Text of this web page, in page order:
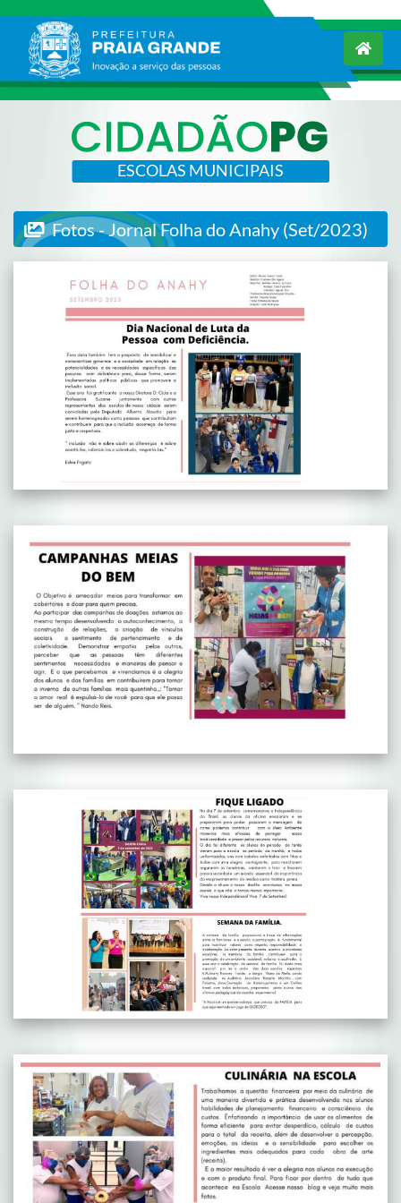
ESCOLAS MUNICIPAIS
Fotos - Jornal Folha do Anahy (Set/2023)